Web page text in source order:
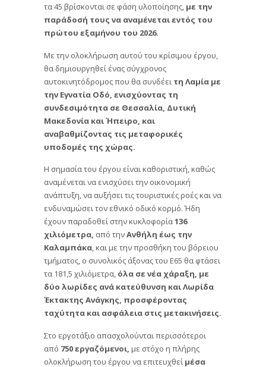
τα 45 βρίσκονται σε φάση υλοποίησης, με την
παράδοσή τους να αναμένεται εντός του
πρώτου εξαμήνου του 2026.
Με την ολοκλήρωση αυτού του κρίσιμου έργου,
θα δημιουργηθεί ένας σύγχρονος
αυτοκινητόδρομος που θα συνδέει τη Λαμία με
την Εγνατία Οδό, ενισχύοντας τη
συνδεσιμότητα σε Θεσσαλία, Δυτική
Μακεδονία και Ήπειρο, και
αναβαθμίζοντας τις μεταφορικές
υποδομές της χώρας.
Η σημασία του έργου είναι καθοριστική, καθώς
αναμένεται να ενισχύσει την οικονομική
ανάπτυξη, να αυξήσει τις τουριστικές ροές και να
ενδυναμώσει τον εθνικό οδικό κορμό. Ήδη
έχουν παραδοθεί στην κυκλοφορία136
χιλιόμετρα, από τηνΑνθήλη έως την
Καλαμπάκα , και με την προσθήκη του βόρειου
τμήματος, ο συνολικός άξονας του Ε65 θα φτάσει
τα 181,5 χιλιόμετρα, όλα σε νέα χάραξη, με
δύο λωρίδες ανά κατεύθυνση και Λωρίδα
Έκτακτης Ανάγκης, προσφέροντας
ταχύτητα και ασφάλεια στις μετακινήσεις.
Στο εργοτάξιο απασχολούνται περισσότεροι
από 750 εργαζόμενοι, με στόχο η πλήρης
ολοκλήρωση του έργου να επιτευχθεί μέσα